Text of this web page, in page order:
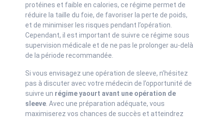
protéines et faible en calories, ce régime permet de
réduire la taille du foie, de favoriser la perte de poids,
et de minimiser les risques pendant l’opération.
Cependant, il est important de suivre ce régime sous
supervision médicale et de ne pas le prolonger au-delà
de la période recommandée.
Si vous envisagez une opération de sleeve, n’hésitez
pas à discuter avec votre médecin de l’opportunité de
suivre un régime yaourt avant une opération de
sleeve . Avec une préparation adéquate, vous
maximiserez vos chances de succès et atteindrez